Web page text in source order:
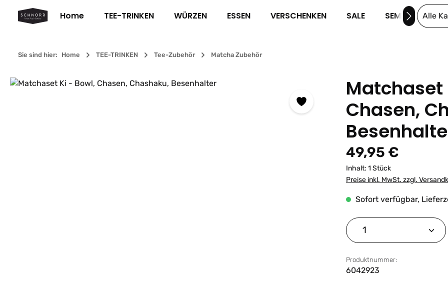
Hauptinhalt springen
Zur Suche springen
Zur Hauptnavigation springen
Home TEE-TRINKEN WÜRZEN ESSEN VERSCHENKEN SALE SEMINAREAlle
Sie sind hier: Home TEE-TRINKEN Tee-Zubehör Matcha Zubehör
Bildergalerie überspringen
Matchaset
Chasen,
Regulärer Preis:
49,95 €
Inhalt: 1 Stück
Preise inkl. MwSt. zzgl.
Sofort verfügbar,
Produkt Anzahl:
Produktnummer:
6042923